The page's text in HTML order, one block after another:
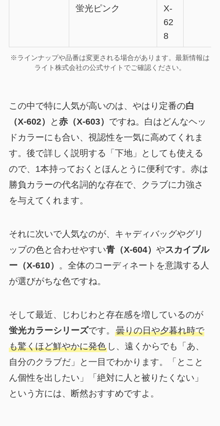
蛍光ピンク
X-
62
8
※ラインナップや品番は変更される場合があります。最新情報は
ライト株式会社の公式サイトでご確認ください。
この中で特に人気が高いのは、やはり定番の白
（X-602）
と 赤（X-603） ですね。白はどんなヘッ
ドカラーにも合い、視認性を一気に高めてくれま
す。後で詳しく説明する「下地」としても使える
ので、1本持っておくとほんとうに便利です。赤は
勝負カラーの代名詞的な存在で、クラブに力強さ
を与えてくれます。
それに次いで人気なのが、キャディバッグやグリ
ップの色と合わせやすい青（X-604） やスカイブル
ー（X-610）
。全体のコーディネートを意識する人
が選びがちな色ですね。
そして最近、じわじわと存在感を増しているのが
蛍光カラーシリーズです。 曇りの日や夕暮れ時で
も驚くほど鮮やかに発色し、遠くからでも「あ、
自分のクラブだ」と一目でわかります。「とこと
ん個性を出したい」「絶対に人と被りたくない」
という方には、断然おすすめですよ。